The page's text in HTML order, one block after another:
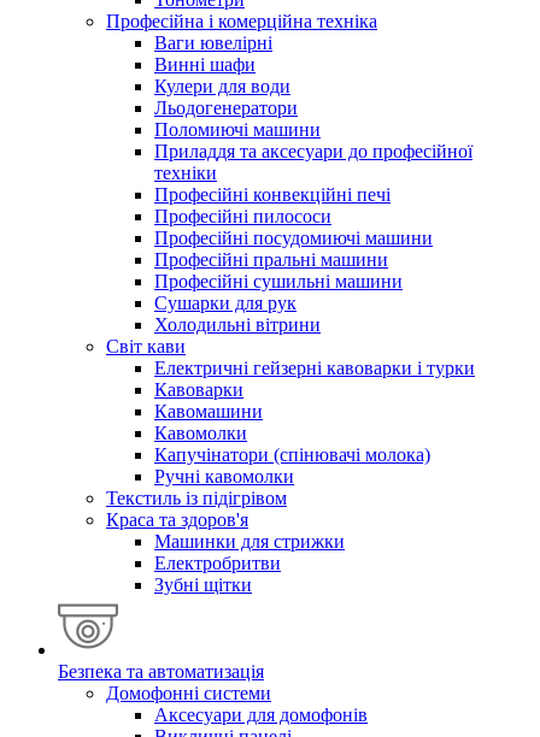
Професійна і комерційна техніка
Ваги ювелірні
Винні шафи
Кулери для води
Льодогенератори
Поломиючі машини
Приладдя та аксесуари до професійної
техніки
Професійні конвекційні печі
Професійні пилососи
Професійні посудомиючі машини
Професійні пральні машини
Професійні сушильні машини
Сушарки для рук
Холодильні вітрини
Світ кави
Електричні гейзерні кавоварки і турки
Кавоварки
Кавомашини
Кавомолки
Капучінатори (спінювачі молока)
Ручні кавомолки
Текстиль із підігрівом
Краса та здоров'я
Машинки для стрижки
Електробритви
Зубні щітки
Безпека та автоматизація
Домофонні системи
Аксесуари для домофонів